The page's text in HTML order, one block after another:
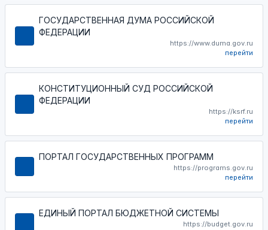
ГОСУДАРСТВЕННАЯ ДУМА РОССИЙСКОЙ
ФЕДЕРАЦИИ
https://www.duma.gov.ru
перейти
КОНСТИТУЦИОННЫЙ СУД РОССИЙСКОЙ
ФЕДЕРАЦИИ
https://ksrf.ru
перейти
ПОРТАЛ ГОСУДАРСТВЕННЫХ ПРОГРАММ
https://programs.gov.ru
перейти
ЕДИНЫЙ ПОРТАЛ БЮДЖЕТНОЙ СИСТЕМЫ
https://budget.gov.ru